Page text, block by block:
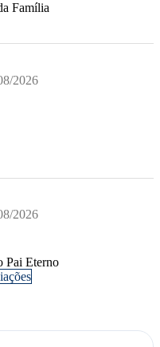
Família
2026
2026
Pai Eterno